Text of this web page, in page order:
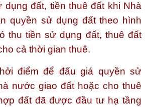
dụng đất, tiền thuê đất khi Nhà
quyền sử dụng đất theo hình
thu tiền sử dụng đất, thuê đất
cả thời gian thuê.
điểm để đấu giá quyền sử
nước giao đất hoặc cho thuê
đất đã được đầu tư hạ tầng